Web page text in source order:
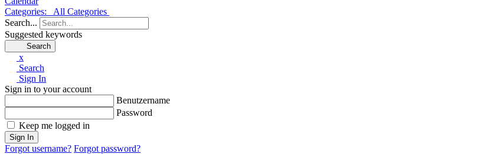
Categories:
All Categories
Search...
Suggested keywords
Search
x
Search
Sign In
Sign in to your account
Benutzername
Password
Keep me logged in
Sign In
Forgot username? Forgot password?